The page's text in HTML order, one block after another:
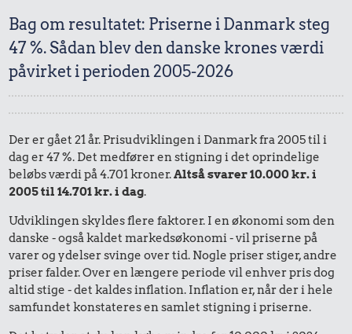
Bag om resultatet: Priserne i Danmark steg
47 %. Sådan blev den danske krones værdi
påvirket i perioden 2005-2026
Der er gået 21 år. Prisudviklingen i Danmark fra 2005 til i
dag er 47 %. Det medfører en stigning i det oprindelige
beløbs værdi på 4.701 kroner.Altså svarer 10.000 kr. i
2005 til 14.701 kr. i dag.
Udviklingen skyldes flere faktorer. I en økonomi som den
danske - også kaldet markedsøkonomi - vil priserne på
varer og ydelser svinge over tid. Nogle priser stiger, andre
priser falder. Over en længere periode vil enhver pris dog
altid stige - det kaldes inflation. Inflation er, når der i hele
samfundet konstateres en samlet stigning i priserne.